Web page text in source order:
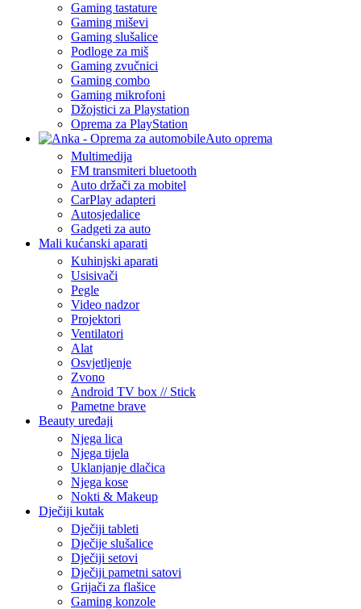
Gaming tastature
Gaming miševi
Gaming slušalice
Podloge za miš
Gaming zvučnici
Gaming combo
Gaming mikrofoni
Džojstici za Playstation
Oprema za PlayStation
Auto oprema
Multimedija
FM transmiteri bluetooth
Auto držači za mobitel
CarPlay adapteri
Autosjedalice
Gadgeti za auto
Mali kućanski aparati
Kuhinjski aparati
Usisivači
Pegle
Video nadzor
Projektori
Ventilatori
Alat
Osvjetljenje
Zvono
Android TV box // Stick
Pametne brave
Beauty uređaji
Njega lica
Njega tijela
Uklanjanje dlačica
Njega kose
Nokti & Makeup
Dječiji kutak
Dječiji tableti
Dječije slušalice
Dječiji setovi
Dječiji pametni satovi
Grijači za flašice
Gaming konzole